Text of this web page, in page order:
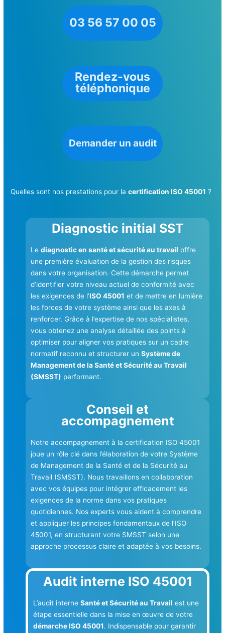
03 56 57 00 05
Rendez-vous
téléphonique
Demander un audit
Quelles sont nos prestations pour lacertification ISO 45001 ?
Diagnostic initial SST
Lediagnostic en santé et sécurité au travail offre
une première évaluation de la gestion des risques
dans votre organisation. Cette démarche permet
d’identifier votre niveau actuel de conformité avec
les exigences de l’ISO 45001 et de mettre en lumière
les forces de votre système ainsi que les axes à
renforcer. Grâce à l’expertise de nos spécialistes,
vous obtenez une analyse détaillée des points à
optimiser pour aligner vos pratiques sur un cadre
normatif reconnu et structurer unSystème de
Management de la Santé et Sécurité au Travail
(SMSST) performant.
Conseil et
accompagnement
Notre accompagnement à la certification ISO 45001
joue un rôle clé dans l’élaboration de votre Système
de Management de la Santé et de la Sécurité au
Travail (SMSST). Nous travaillons en collaboration
avec vos équipes pour intégrer efficacement les
exigences de la norme dans vos pratiques
quotidiennes. Nos experts vous aident à comprendre
et appliquer les principes fondamentaux de l’ISO
45001, en structurant votre SMSST selon une
approche processus claire et adaptée à vos besoins.
Audit interne ISO 45001
L’audit interneSanté et Sécurité au Travail est une
étape essentielle dans la mise en œuvre de votre
démarche ISO 45001. Indispensable pour garantir